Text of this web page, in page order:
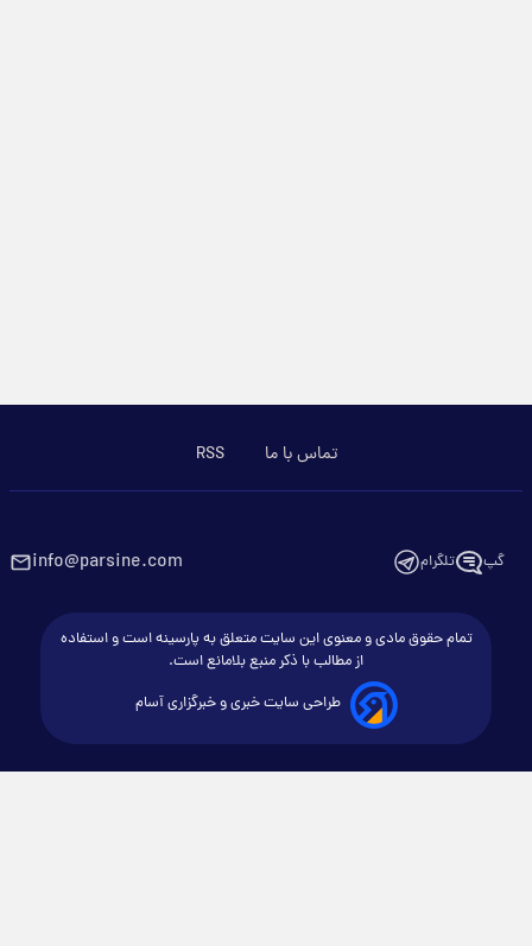
تماس با ما RSS
گپ تلگرام info@parsine.com
تمام حقوق مادی و معنوی این سایت متعلق به پارسینه است و استفاده
از مطالب با ذکر منبع بلامانع است.
طراحی سایت خبری و خبرگزاری آسام